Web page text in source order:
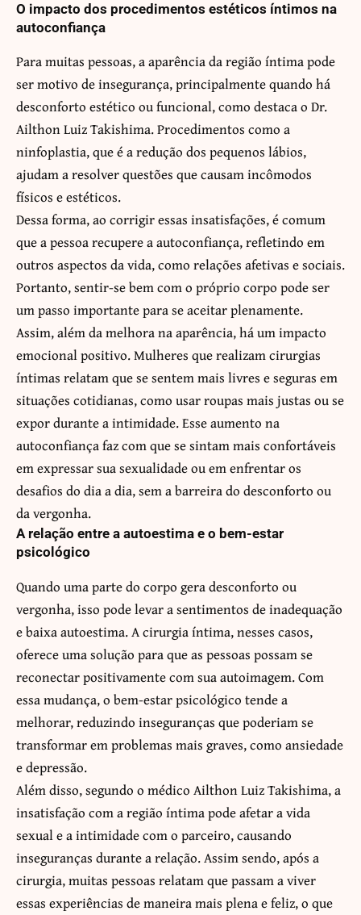
O impacto dos procedimentos estéticos íntimos na
autoconfiança
Para muitas pessoas, a aparência da região íntima pode
ser motivo de insegurança, principalmente quando há
desconforto estético ou funcional, como destaca o Dr.
Ailthon Luiz Takishima. Procedimentos como a
ninfoplastia, que é a redução dos pequenos lábios,
ajudam a resolver questões que causam incômodos
físicos e estéticos.
Dessa forma, ao corrigir essas insatisfações, é comum
que a pessoa recupere a autoconfiança, refletindo em
outros aspectos da vida, como relações afetivas e sociais.
Portanto, sentir-se bem com o próprio corpo pode ser
um passo importante para se aceitar plenamente.
Assim, além da melhora na aparência, há um impacto
emocional positivo. Mulheres que realizam cirurgias
íntimas relatam que se sentem mais livres e seguras em
situações cotidianas, como usar roupas mais justas ou se
expor durante a intimidade. Esse aumento na
autoconfiança faz com que se sintam mais confortáveis
em expressar sua sexualidade ou em enfrentar os
desafios do dia a dia, sem a barreira do desconforto ou
da vergonha.
A relação entre a autoestima e o bem-estar
psicológico
Quando uma parte do corpo gera desconforto ou
vergonha, isso pode levar a sentimentos de inadequação
e baixa autoestima. A cirurgia íntima, nesses casos,
oferece uma solução para que as pessoas possam se
reconectar positivamente com sua autoimagem. Com
essa mudança, o bem-estar psicológico tende a
melhorar, reduzindo inseguranças que poderiam se
transformar em problemas mais graves, como ansiedade
e depressão.
Além disso, segundo o médico Ailthon Luiz Takishima, a
insatisfação com a região íntima pode afetar a vida
sexual e a intimidade com o parceiro, causando
inseguranças durante a relação. Assim sendo, após a
cirurgia, muitas pessoas relatam que passam a viver
essas experiências de maneira mais plena e feliz, o que